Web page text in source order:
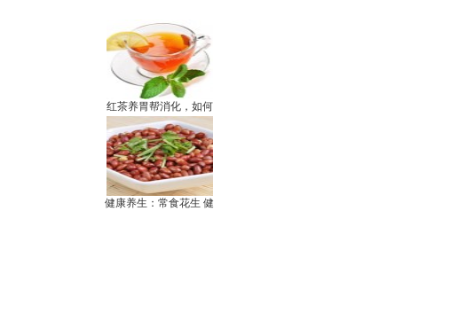
红茶养胃帮消化，如何
健康养生：常食花生 健